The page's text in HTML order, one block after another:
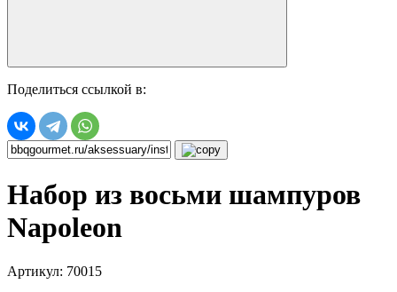
Поделиться ссылкой в:
Набор из восьми шампуров
Napoleon
Артикул: 70015